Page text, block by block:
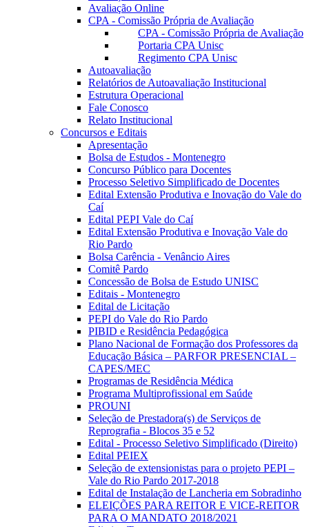
Avaliação Online
CPA - Comissão Própria de Avaliação
CPA - Comissão Própria de Avaliação
Portaria CPA Unisc
Regimento CPA Unisc
Autoavaliação
Relatórios de Autoavaliação Institucional
Estrutura Operacional
Fale Conosco
Relato Institucional
Concursos e Editais
Apresentação
Bolsa de Estudos - Montenegro
Concurso Público para Docentes
Processo Seletivo Simplificado de Docentes
Edital Extensão Produtiva e Inovação do Vale do
Caí
Edital PEPI Vale do Caí
Edital Extensão Produtiva e Inovação Vale do
Rio Pardo
Bolsa Carência - Venâncio Aires
Comitê Pardo
Concessão de Bolsa de Estudo UNISC
Editais - Montenegro
Edital de Licitação
PEPI do Vale do Rio Pardo
PIBID e Residência Pedagógica
Plano Nacional de Formação dos Professores da
Educação Básica – PARFOR PRESENCIAL –
CAPES/MEC
Programas de Residência Médica
Programa Multiprofissional em Saúde
PROUNI
Seleção de Prestadora(s) de Serviços de
Reprografia - Blocos 35 e 52
Edital - Processo Seletivo Simplificado (Direito)
Edital PEIEX
Seleção de extensionistas para o projeto PEPI –
Vale do Rio Pardo 2017-2018
Edital de Instalação de Lancheria em Sobradinho
ELEIÇÕES PARA REITOR E VICE-REITOR
PARA O MANDATO 2018/2021